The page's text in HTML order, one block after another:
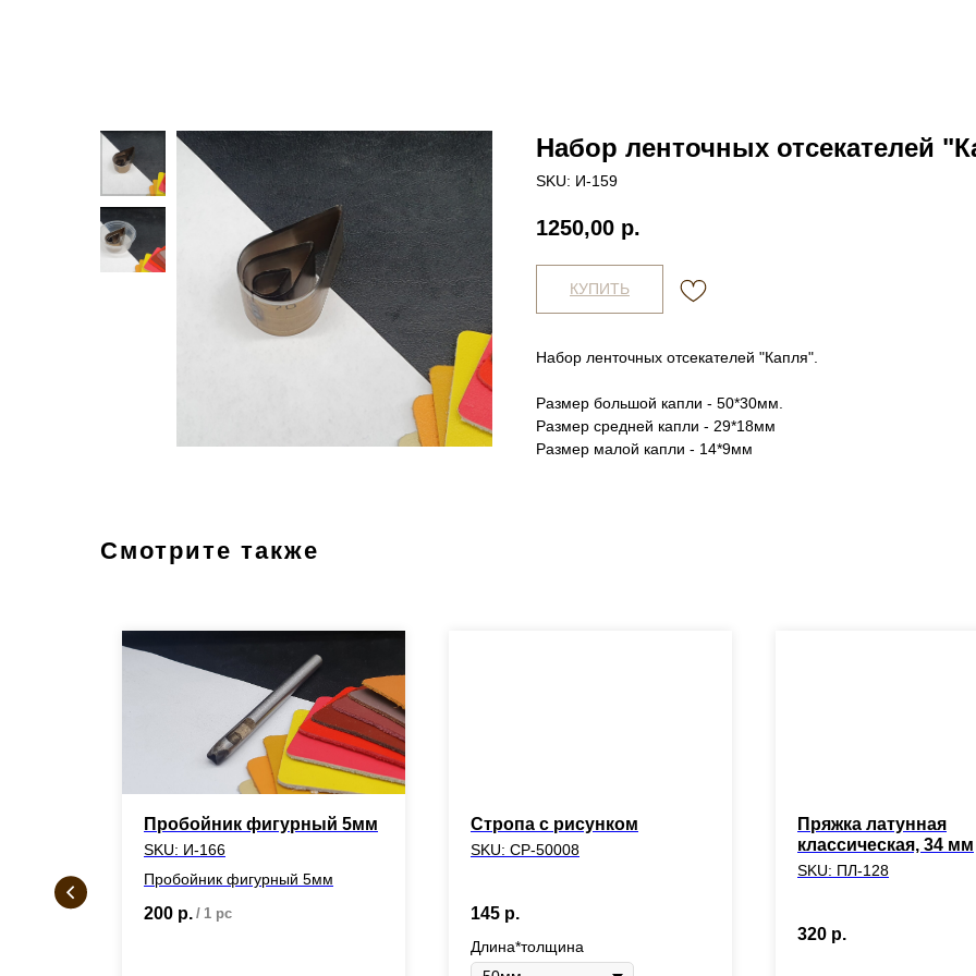
Набор ленточных отсекателей
SKU: И-159
1250,00 р.
КУПИТЬ
Набор ленточных отсекателей "Капля".
Размер большой капли - 50*30мм.
Размер средней капли - 29*18мм
Размер малой капли - 14*9мм
Смотрите также
Пробойник фигурный 5мм
SKU: И-166
Пробойник фигурный 5мм
200 р. / 1 pc
Стропа с рисунком
SKU: СР-50008
145 р.
Длина*толщина
Пряжка латунная
классическая, 34 мм
SKU: ПЛ-128
320 р.